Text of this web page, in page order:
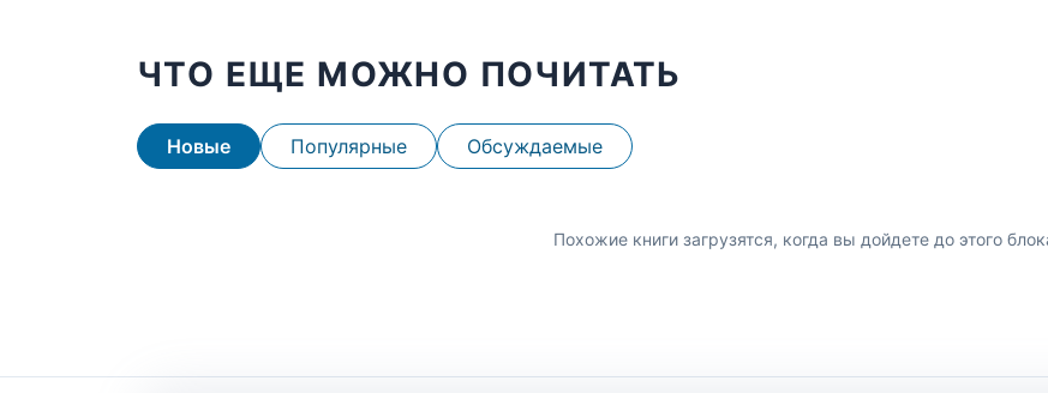
ЧТО ЕЩЕ МОЖНО ПОЧИТАТЬ
Новые Популярные Обсуждаемые
Похожие книги загрузятся, когда вы дойдете до этого